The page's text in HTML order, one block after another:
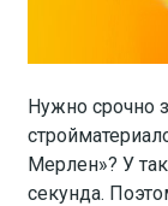
Нужно срочно
Мерлен»? У
секунда.